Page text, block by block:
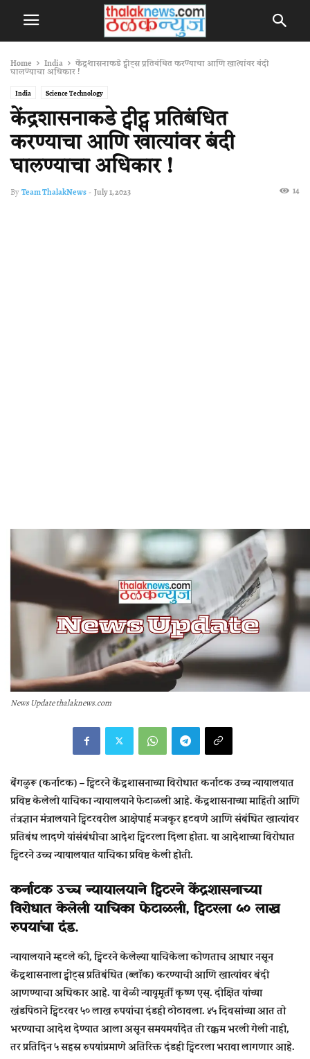
Home India केंद्रशासनाकडे ट्वीट्स प्रतिबंधित करण्याचा आणि खात्यांवर बंदी
घालण्याचा अधिकार !
India Science Technology
केंद्रशासनाकडे ट्वीट्स प्रतिबंधित
करण्याचा आणि खात्यांवर बंदी
घालण्याचा अधिकार !
By Team ThalakNews- July 1, 2023 14
News Update thalaknews.com
बेंगळुरू (कर्नाटक) –ट्विटरने केंद्रशासनाच्या विरोधात कर्नाटक उच्च न्यायालयात
प्रविष्ट केलेली याचिका न्यायालयाने फेटाळली आहे. केंद्रशासनाच्या माहिती आणि
तंत्रज्ञान मंत्रालयाने ट्विटरवरील आक्षेपार्ह मजकूर हटवणे आणि संबंधित खात्यांवर
प्रतिबंध लादणे यांसंबंधीचा आदेश ट्विटरला दिला होता. या आदेशाच्या विरोधात
ट्विटरने उच्च न्यायालयात याचिका प्रविष्ट केली होती.
कर्नाटक उच्च न्यायालयाने ट्विटरने केंद्रशासनाच्या
विरोधात केलेली याचिका फेटाळली, ट्विटरला ५० लाख
रुपयांचा दंड.
न्यायालयाने म्हटले की, ट्विटरने केलेल्या याचिकेला कोणताच आधार नसून
केंद्रशासनाला ट्वीट्स प्रतिबंधित (ब्लॉक) करण्याची आणि खात्यांवर बंदी
आणण्याचा अधिकार आहे. या वेळी न्यायूमूर्ती कृष्ण एस्. दीक्षित यांच्या
खंडपिठाने ट्विटरवर ५० लाख रुपयांचा दंडही ठोठावला. ४५ दिवसांच्या आत तो
भरण्याचा आदेश देण्यात आला असून समयमर्यादेत ती रक्कम भरली गेली नाही,
तर प्रतिदिन ५ सहस्र रुपयांप्रमाणे अतिरिक्त दंडही ट्विटरला भरावा लागणार आहे.